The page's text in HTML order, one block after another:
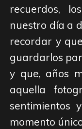
recuerdos,
nuestro día a
recordar y
guardarlos
y que, años
aquella
sentimientos
momento